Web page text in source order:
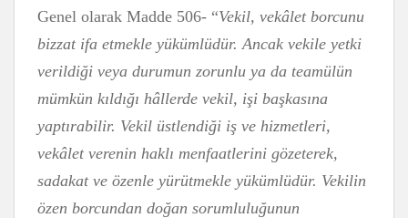
Genel olarak Madde 506- “Vekil, vekâlet borcunu
bizzat ifa etmekle yükümlüdür. Ancak vekile yetki
verildiği veya durumun zorunlu ya da teamülün
mümkün kıldığı hâllerde vekil, işi başkasına
yaptırabilir. Vekil üstlendiği iş ve hizmetleri,
vekâlet verenin haklı menfaatlerini gözeterek,
sadakat ve özenle yürütmekle yükümlüdür. Vekilin
özen borcundan doğan sorumluluğunun